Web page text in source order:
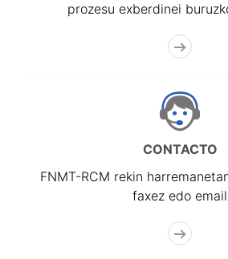
prozesu exberdinei
CONTACTO
FNMT-RCM rekin
faxez edo email